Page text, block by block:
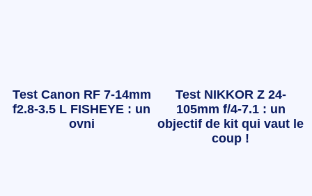
Test Canon RF 7-14mm
f2.8-3.5 L FISHEYE : un
ovni
Test NIKKOR Z 24-
105mm f/4-7.1 : un
objectif de kit qui vaut le
coup !